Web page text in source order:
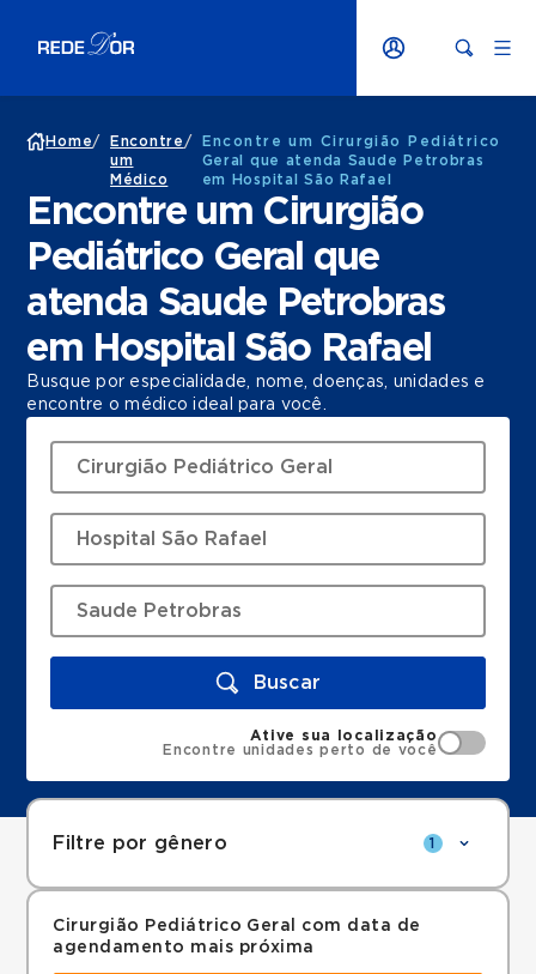
Home/
Encontre
um
Médico
/
Encontre um Cirurgião Pediátrico
Geral que atenda Saude Petrobras
em Hospital São Rafael
Encontre um Cirurgião
Pediátrico Geral que
atenda Saude Petrobras
em Hospital São Rafael
Busque por especialidade, nome, doenças, unidades e
encontre o médico ideal para você.
Buscar
Ative sua localização
Encontre unidades perto de você
Filtre por gênero 1
Cirurgião Pediátrico Geral com data de
agendamento mais próxima